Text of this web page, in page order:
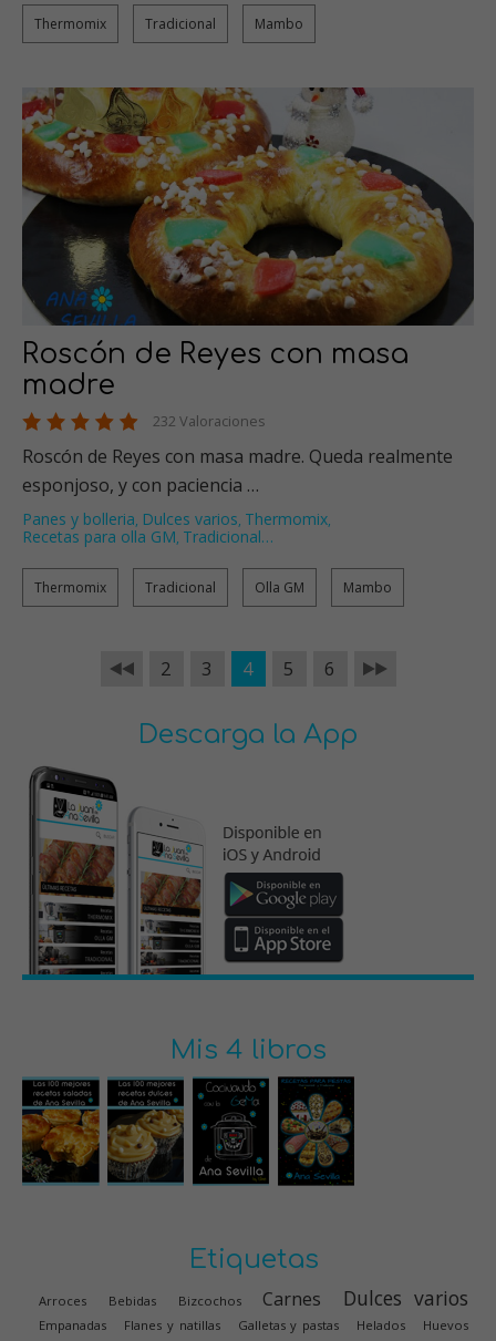
Thermomix Tradicional Mambo
Roscón de Reyes con masa
madre
232 Valoraciones
Roscón de Reyes con masa madre. Queda realmente
esponjoso, y con paciencia …
Panes y bolleria, Dulces varios, Thermomix,
Recetas para olla GM, Tradicional…
Thermomix Tradicional Olla GM Mambo
2 3 4 5 6
Descarga la App
Mis 4 libros
Etiquetas
Arroces Bebidas Bizcochos Carnes Dulces varios
Empanadas Flanes y natillas Galletas y pastas Helados Huevos